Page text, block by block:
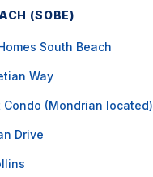
(SOBE)
South Beach
Way
Condo (Mondrian located)
Drive